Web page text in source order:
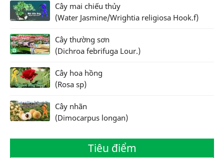
Cây mai chiếu thủy
(Water Jasmine/Wrightia religiosa Hook.f)
Cây thường sơn
(Dichroa febrifuga Lour.)
Cây hoa hồng
(Rosa sp)
Cây nhãn
(Dimocarpus longan)
Tiêu điểm